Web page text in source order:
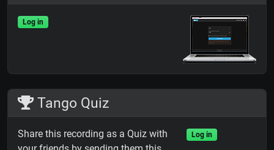
Log in
Tango Quiz
Share this recording as a Quiz with
Log in